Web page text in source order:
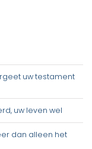
uw testament
uw leven wel
dan alleen het